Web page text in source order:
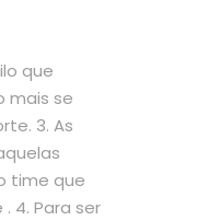
que
mais se
3. As
time que
4. Para ser